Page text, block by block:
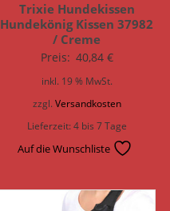
Trixie Hundekissen
Hundekönig Kissen 37982
/ Creme
Preis: 40,84 €
inkl. 19 % MwSt.
zzgl.Versandkosten
Lieferzeit:4 bis 7 Tage
Auf die Wunschliste